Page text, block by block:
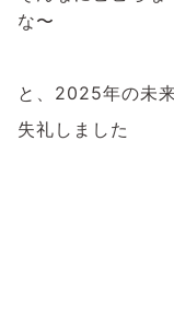
な〜
と、2025年の未
失礼しました